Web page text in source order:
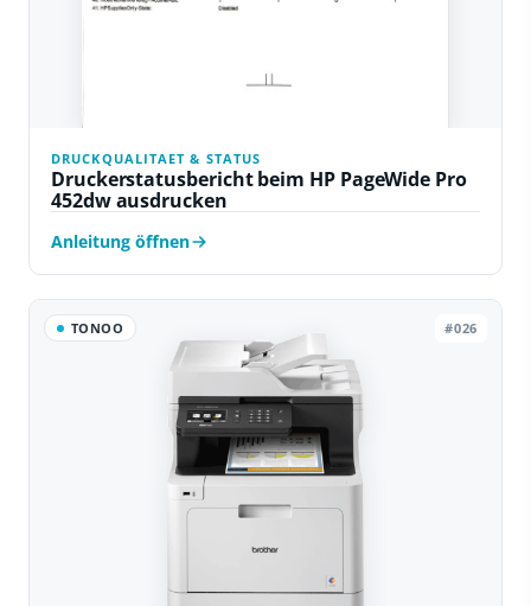
DRUCKQUALITAET & STATUS
Druckerstatusbericht beim HP PageWide Pro
452dw ausdrucken
Anleitung öffnen
TONOO #026